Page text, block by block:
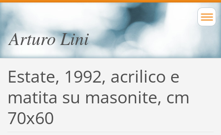
Arturo Lini
Estate, 1992, acrilico e
matita su masonite, cm
70x60